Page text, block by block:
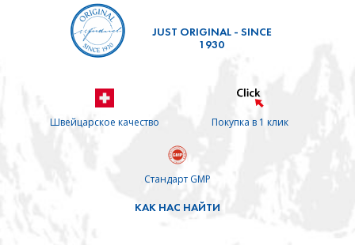
JUST ORIGINAL - SINCE
1930
Швейцарское качество Покупка в 1 клик
Стандарт GMP
КАК НАС НАЙТИ